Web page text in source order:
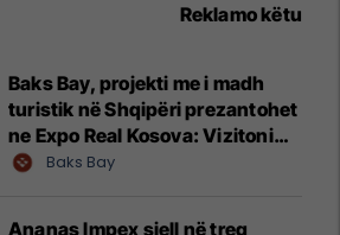
Reklamo këtu
Baks Bay, projekti me i madh
turistik në Shqipëri prezantohet
ne Expo Real Kosova: Vizitoni
shtandin dhe zbuloni
Baks Bay
Ananas Impex sjell në treg